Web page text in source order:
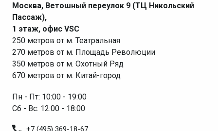
Москва, Ветошный переулок 9 (ТЦ Никольский
Пассаж),
1 этаж, офис VSC
250 метров от м. Театральная
270 метров от м. Площадь Революции
350 метров от м. Охотный Ряд
670 метров от м. Китай-город
Пн - Пт: 10:00 - 19:00
Сб - Вс: 12:00 - 18:00
+7 (495) 369-18-67